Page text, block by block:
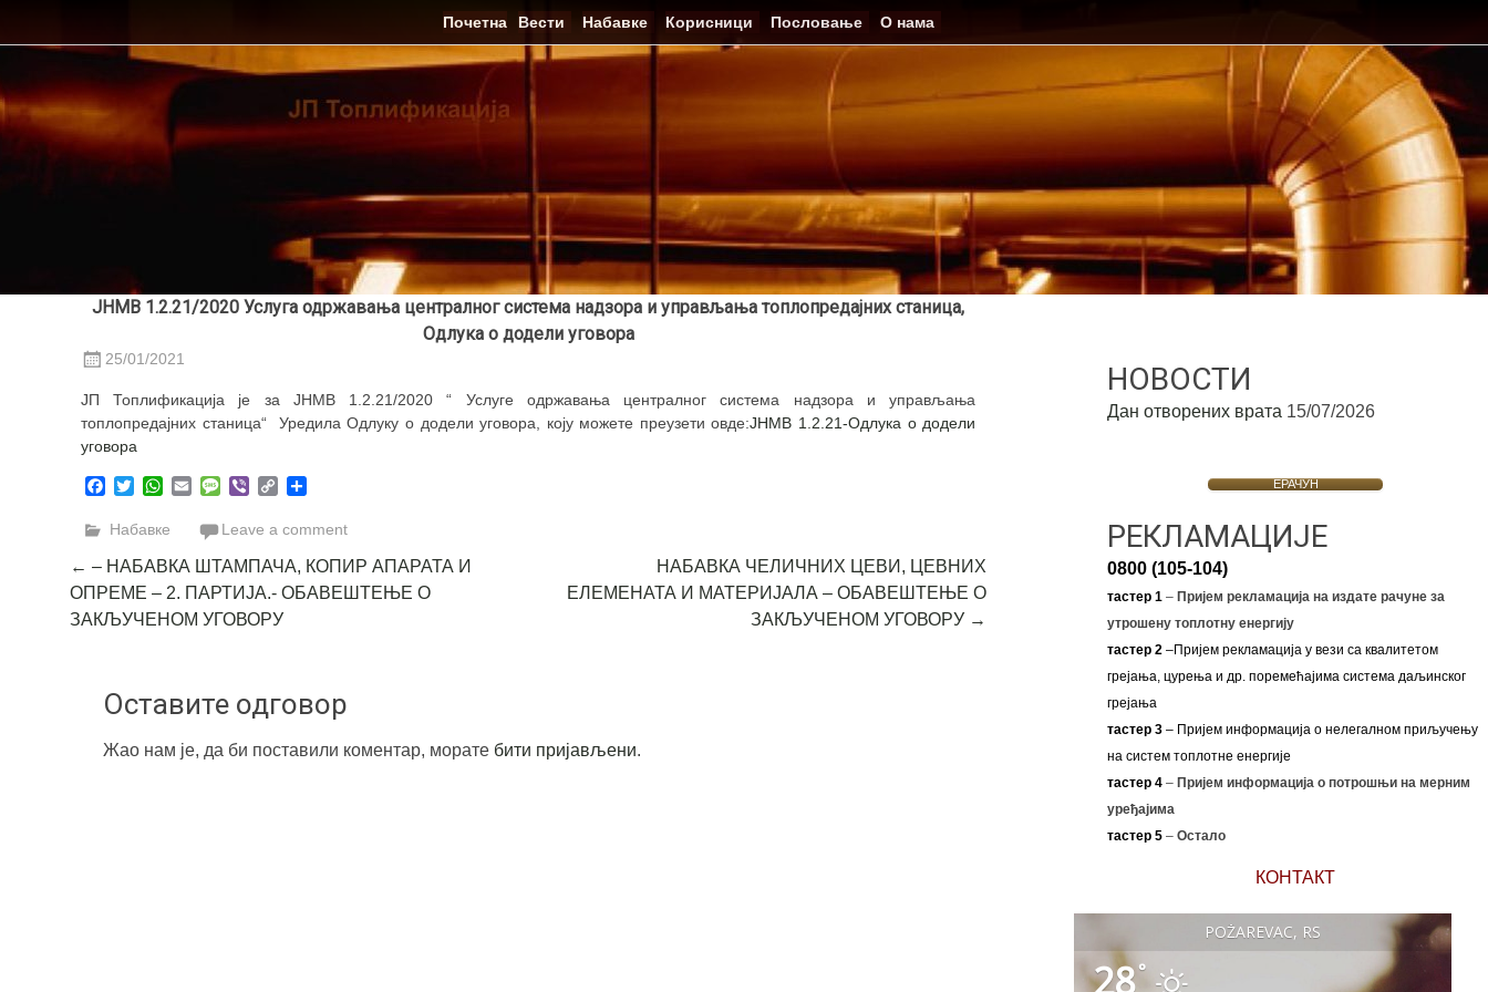
to ЈП Топлификација Почетна Вести Набавке Корисници Пословање О нама
ЈНМВ 1.2.21/2020 Услуга одржавања централног система надзора и управљања топлопредајних станица,
Одлука о додели уговора
25/01/2021
ЈП Топлификација је за ЈНМВ 1.2.21/2020 “ Услуге одржавања централног система надзора и управљања
топлопредајних станица“ Уредила Одлуку о додели уговора, коју можете преузети овде:JНМВ 1.2.21-Oдлука о додели
уговора
Facebook
TwitterWhatsApp
EmailMessage
Viber Copy
Набавке Leave a comment
Post
navigation
← – НАБАВКА ШТАМПАЧА, КОПИР АПАРАТА И
ОПРЕМЕ – 2. ПАРТИЈА.- ОБАВЕШТЕЊЕ О
ЗАКЉУЧЕНОМ УГОВОРУ
НАБАВКА ЧЕЛИЧНИХ ЦЕВИ, ЦЕВНИХ
ЕЛЕМЕНАТА И МАТЕРИЈАЛА – ОБАВЕШТЕЊЕ О
ЗАКЉУЧЕНОМ УГОВОРУ →
Оставите одговор
Жао нам је, да би поставили коментар, морате бити пријављени.
НОВОСТИ
Дан отворених врата 15/07/2026
ЕРАЧУН
РЕКЛАМАЦИЈЕ
0800 (105-104)
тастер 1–Пријем рекламација на издате рачуне за
утрошену топлотну енергију
тастер 2–Пријем рекламација у вези са квалитетом
грејања, цурења и др. поремећајима система даљинског
грејања
тастер 3– Пријем информација о нелегалном приључењу
на систем топлотне енергије
тастер 4 – Пријем информација о потрошњи на мерним
уређајима
тастер 5 – Остало
КОНТАКТ
POŽAREVAC, RS
28°